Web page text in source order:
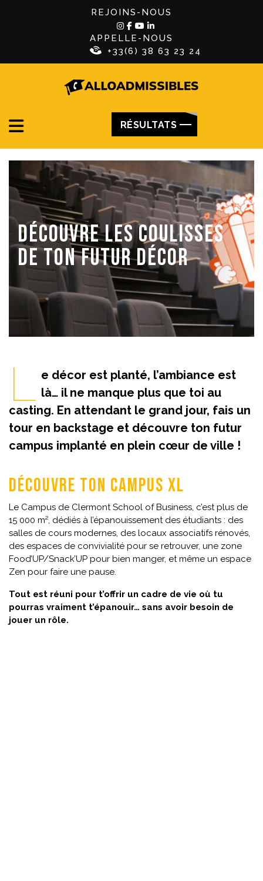
REJOINS-NOUS
APPELLE-NOUS
+33(6) 38 63 23 24
RÉSULTATS
DÉCOUVRE LES COULISSES
DE TON FUTUR DÉCOR
L e décor est planté, l’ambiance est
là… il ne manque plus que toi au
casting. En attendant le grand jour, fais un
tour en backstage et découvre ton futur
campus implanté en plein cœur de ville !
Découvre ton Campus XL
Le Campus de Clermont School of Business, c’est plus de
15 000 m², dédiés à l’épanouissement des étudiants : des
salles de cours modernes, des locaux associatifs rénovés,
des espaces de convivialité pour se retrouver, une zone
Food’UP/Snack’UP pour bien manger, et même un espace
Zen pour faire une pause.
Tout est réuni pour t’offrir un cadre de vie où tu
pourras vraiment t’épanouir… sans avoir besoin de
jouer un rôle.